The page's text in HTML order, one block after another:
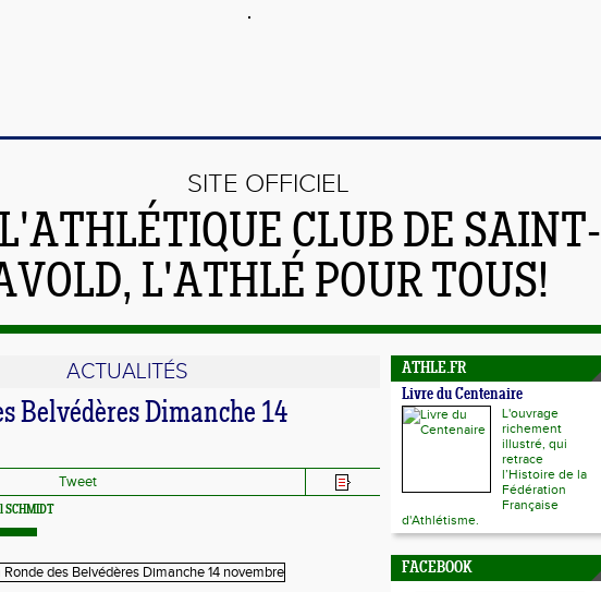
SITE OFFICIEL
CLUB DE SAINT-
L'ATHLÉ POUR TOUS!
ACTUALITÉS
Belvédères Dimanche 14
Tweet
SCHMIDT
ATHLE.FR
Livre du Centenaire
L'ouvrage
richement
illustré, qui
retrace
l’Histoire de la
Fédération
Française
d'Athlétisme.
FACEBOOK